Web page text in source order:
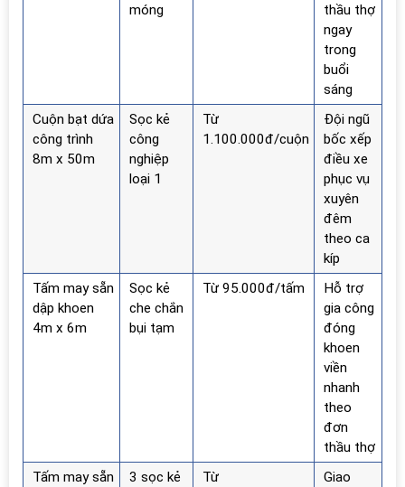
móng
thầu thợ
ngay
trong
buổi
sáng
Cuộn bạt dứa
công trình
8m x 50m
Sọc kẻ
công
nghiệp
loại 1
Từ
1.100.000đ/cuộn
Đội ngũ
bốc xếp
điều xe
phục vụ
xuyên
đêm
theo ca
kíp
Tấm may sẵn
dập khoen
4m x 6m
Sọc kẻ
che chắn
bụi tạm
Từ 95.000đ/tấm
Hỗ trợ
gia công
đóng
khoen
viền
nhanh
theo
đơn
thầu thợ
Tấm may sẵn
3 sọc kẻ
Từ
Giao